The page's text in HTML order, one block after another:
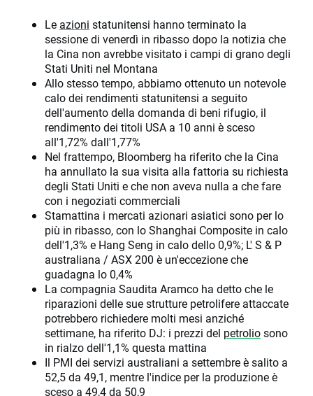
Le azioni statunitensi hanno terminato la
sessione di venerdì in ribasso dopo la notizia che
la Cina non avrebbe visitato i campi di grano degli
Stati Uniti nel Montana
Allo stesso tempo, abbiamo ottenuto un notevole
calo dei rendimenti statunitensi a seguito
dell'aumento della domanda di beni rifugio, il
rendimento dei titoli USA a 10 anni è sceso
all'1,72% dall'1,77%
Nel frattempo, Bloomberg ha riferito che la Cina
ha annullato la sua visita alla fattoria su richiesta
degli Stati Uniti e che non aveva nulla a che fare
con i negoziati commerciali
Stamattina i mercati azionari asiatici sono per lo
più in ribasso, con lo Shanghai Composite in calo
dell'1,3% e Hang Seng in calo dello 0,9%; L' S & P
australiana / ASX 200 è un'eccezione che
guadagna lo 0,4%
La compagnia Saudita Aramco ha detto che le
riparazioni delle sue strutture petrolifere attaccate
potrebbero richiedere molti mesi anziché
settimane, ha riferito DJ: i prezzi del petroliosono
in rialzo dell'1,1% questa mattina
Il PMI dei servizi australiani a settembre è salito a
52,5 da 49,1, mentre l'indice per la produzione è
sceso a 49,4 da 50,9